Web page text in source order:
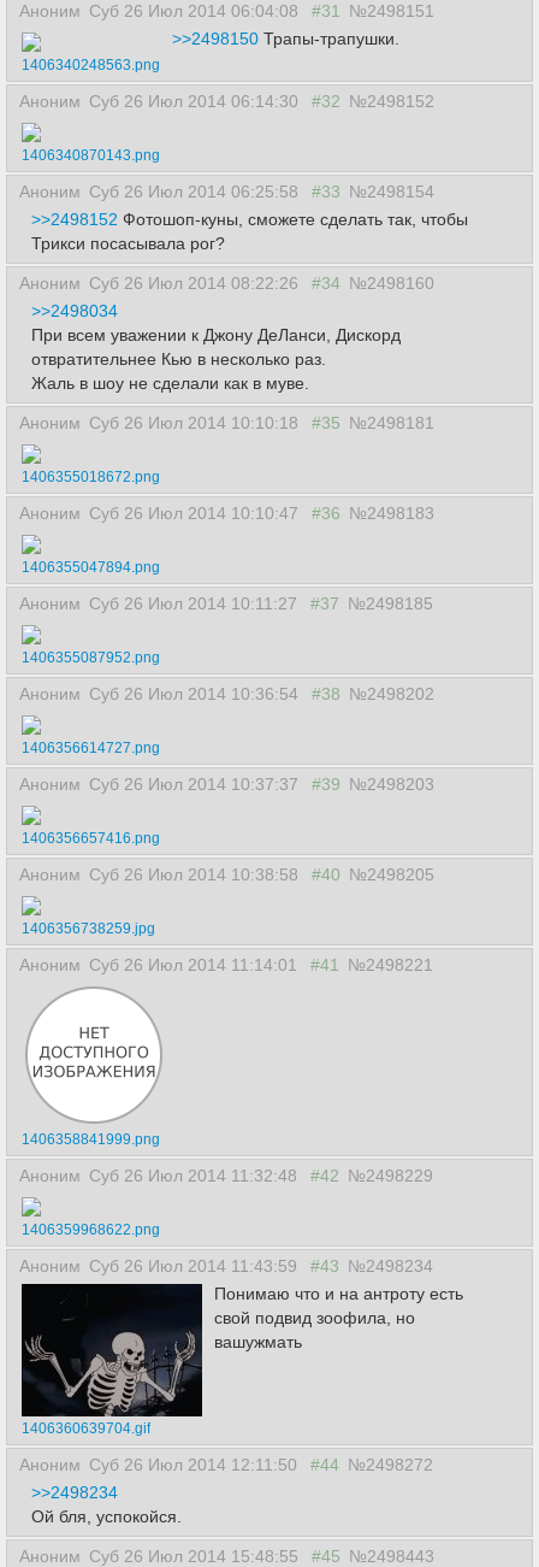
Аноним Суб 26 Июл 2014 06:04:08 #31 №2498151
1406340248563.png
>>2498150 Трапы-трапушки.
Аноним Суб 26 Июл 2014 06:14:30 #32 №2498152
1406340870143.png
Аноним Суб 26 Июл 2014 06:25:58 #33 №2498154
>>2498152 Фотошоп-куны, сможете сделать так, чтобы
Трикси посасывала рог?
Аноним Суб 26 Июл 2014 08:22:26 #34 №2498160
>>2498034
При всем уважении к Джону ДеЛанси, Дискорд
отвратительнее Кью в несколько раз.
Жаль в шоу не сделали как в муве.
Аноним Суб 26 Июл 2014 10:10:18 #35 №2498181
1406355018672.png
Аноним Суб 26 Июл 2014 10:10:47 #36 №2498183
1406355047894.png
Аноним Суб 26 Июл 2014 10:11:27 #37 №2498185
1406355087952.png
Аноним Суб 26 Июл 2014 10:36:54 #38 №2498202
1406356614727.png
Аноним Суб 26 Июл 2014 10:37:37 #39 №2498203
1406356657416.png
Аноним Суб 26 Июл 2014 10:38:58 #40 №2498205
1406356738259.jpg
Аноним Суб 26 Июл 2014 11:14:01 #41 №2498221
1406358841999.png
Аноним Суб 26 Июл 2014 11:32:48 #42 №2498229
1406359968622.png
Аноним Суб 26 Июл 2014 11:43:59 #43 №2498234
1406360639704.gif
Понимаю что и на антроту есть
свой подвид зоофила, но
вашужмать
Аноним Суб 26 Июл 2014 12:11:50 #44 №2498272
>>2498234
Ой бля, успокойся.
Аноним Суб 26 Июл 2014 15:48:55 #45 №2498443